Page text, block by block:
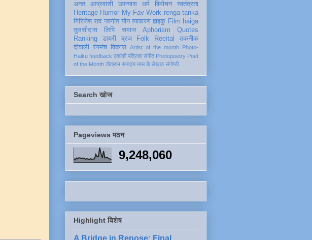
अनत
आप्रवासी उपन्यास धर्म विमोचन
स्वतंत्रता
Heritage Humor My Fav Work renga tanka
गिरिजेश राव नवगीत यौन व्याकरण हाइकु Film haiga
तुलसीदास
लिपि समाज Aphorism
Quotes
Ranking
डायरी ब्रज Folk Recital
तकनीक
दीवाली रंगमंच विकास Artist of the month Photo-
Haiku feedback एकांकी पत्रिका संगीत Photopoetry Poet
of the Month तोताराम सनाढ्य मास के लेखक संगोष्ठी
Search खोज
Pageviews पठन
9,248,060
Highlight विशेष
A Bridge in Repose: Final